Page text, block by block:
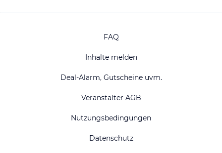
FAQ
Inhalte melden
Deal-Alarm, Gutscheine uvm.
Veranstalter AGB
Nutzungsbedingungen
Datenschutz